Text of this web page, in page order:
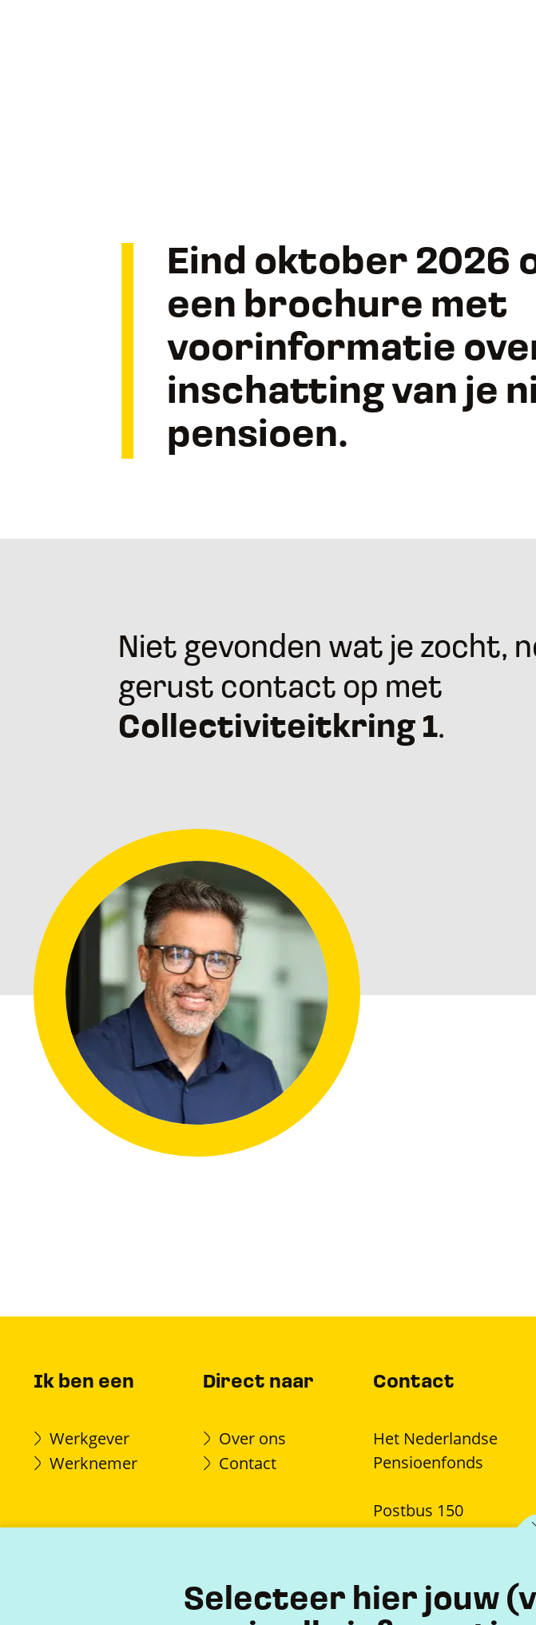
Selecteer hier jouw
Eind oktober 2026
een brochure met
voorinformatie
inschatting van je
pensioen.
Niet gevonden wat je zocht,
gerust contact op met
Collectiviteitkring 1.
Ik ben een
Werkgever
Werknemer
Direct naar
Over ons
Contact
Contact
Het Nederlandse
Pensioenfonds
Postbus 150
7770 AD Hardenberg